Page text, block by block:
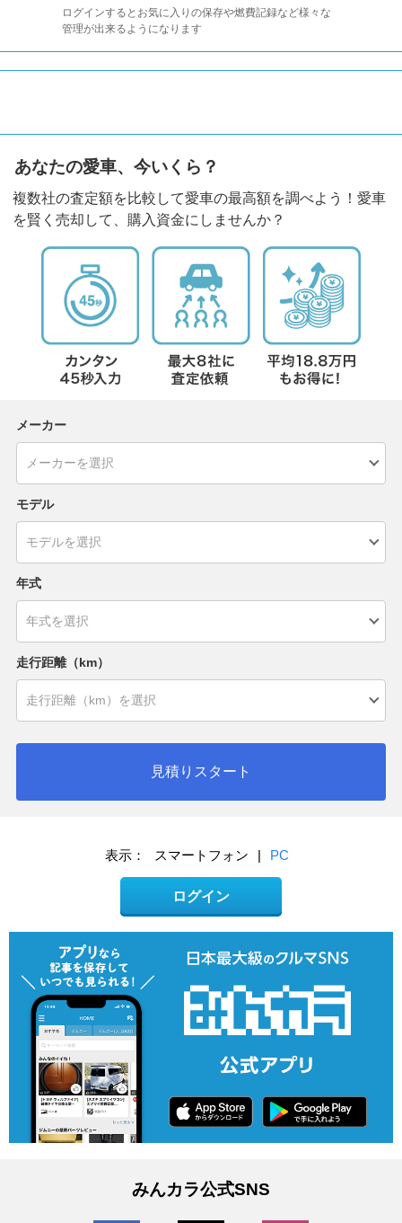
ログインするとお気に入りの保存や燃費記録など様々な
管理が出来るようになります
あなたの愛車、今いくら？
複数社の査定額を比較して愛車の最高額を調べよう！愛車
を賢く売却して、購入資金にしませんか？
メーカー
モデル
年式
走行距離（km）
見積りスタート
表示： スマートフォン | PC
ログイン
みんカラ公式SNS